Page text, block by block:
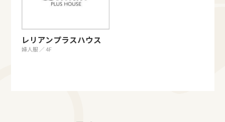
レリアンプラスハウス
婦人服 ／ 4F